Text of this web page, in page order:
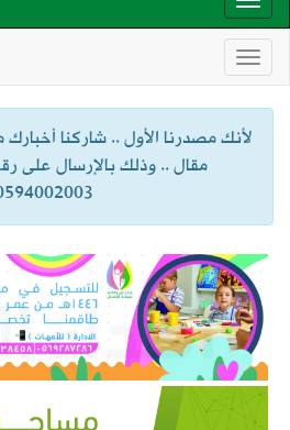
لأنك مصدرنا الأول .. شاركنا
مقال .. وذلك بالإرسال على